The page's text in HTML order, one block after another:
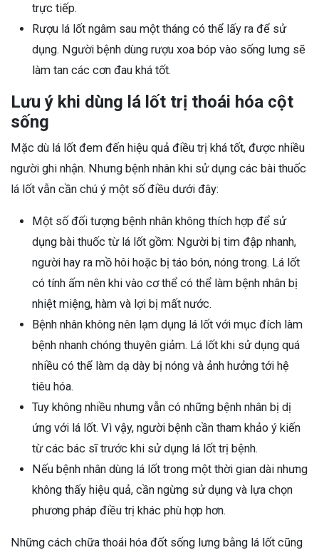
trực tiếp.
Rượu lá lốt ngâm sau một tháng có thể lấy ra để sử
dụng. Người bệnh dùng rượu xoa bóp vào sống lưng sẽ
làm tan các cơn đau khá tốt.
Lưu ý khi dùng lá lốt trị thoái hóa cột
sống
Mặc dù lá lốt đem đến hiệu quả điều trị khá tốt, được nhiều
người ghi nhận. Nhưng bệnh nhân khi sử dụng các bài thuốc
lá lốt vẫn cần chú ý một số điều dưới đây:
Một số đối tượng bệnh nhân không thích hợp để sử
dụng bài thuốc từ lá lốt gồm: Người bị tim đập nhanh,
người hay ra mồ hôi hoặc bị táo bón, nóng trong. Lá lốt
có tính ấm nên khi vào cơ thể có thể làm bệnh nhân bị
nhiệt miệng, hàm và lợi bị mất nước.
Bệnh nhân không nên lạm dụng lá lốt với mục đích làm
bệnh nhanh chóng thuyên giảm. Lá lốt khi sử dụng quá
nhiều có thể làm dạ dày bị nóng và ảnh hưởng tới hệ
tiêu hóa.
Tuy không nhiều nhưng vẫn có những bệnh nhân bị dị
ứng với lá lốt. Vì vậy, người bệnh cần tham khảo ý kiến
từ các bác sĩ trước khi sử dụng lá lốt trị bệnh.
Nếu bệnh nhân dùng lá lốt trong một thời gian dài nhưng
không thấy hiệu quả, cần ngừng sử dụng và lựa chọn
phương pháp điều trị khác phù hợp hơn.
Những cách chữa thoái hóa đốt sống lưng bằng lá lốt cũng